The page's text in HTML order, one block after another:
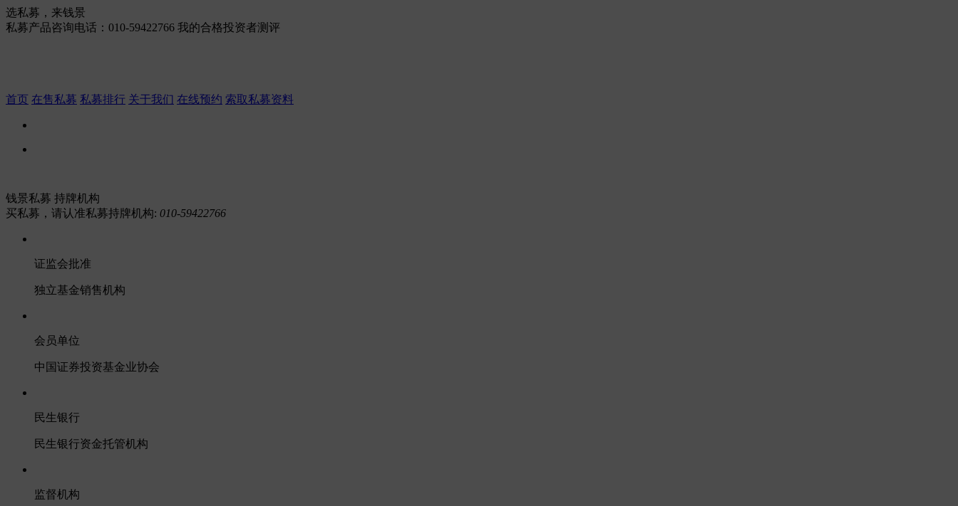
选私募，来钱景
私募产品咨询电话：010-59422766 我的合格投资者测评
首页 在售私募 私募排行 关于我们 在线预约 索取私募资料
钱景私募 持牌机构
买私募，请认准私募持牌机构: 010-59422766
证监会批准
独立基金销售机构
会员单位
中国证券投资基金业协会
民生银行
民生银行资金托管机构
监督机构